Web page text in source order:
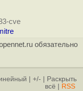
cve
обязательно
+/-
Раскрыть
всё
RSS